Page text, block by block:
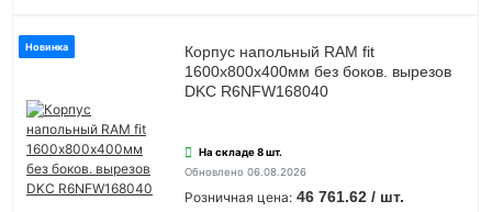
Новинка
Корпус напольный RAM fit
1600х800х400мм без боков. вырезов
DKC R6NFW168040
На складе 8 шт.
Обновлено 06.08.2026
Розничная цена: 46 761.62 / шт.